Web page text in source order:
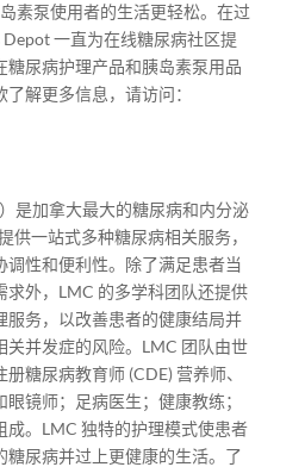
素泵使用者的生活更轻松。在过
一直为在线糖尿病社区提
糖尿病护理产品和胰岛素泵用品
解更多信息，请访问：
是加拿大最大的糖尿病和内分泌
供一站式多种糖尿病相关服务，
调性和便利性。除了满足患者当
求外，LMC 的多学科团队还提供
服务，以改善患者的健康结局并
关并发症的风险。LMC 团队由世
糖尿病教育师 (CDE) 营养师、
镜师；足病医生；健康教练；
成。LMC 独特的护理模式使患者
糖尿病并过上更健康的生活。了